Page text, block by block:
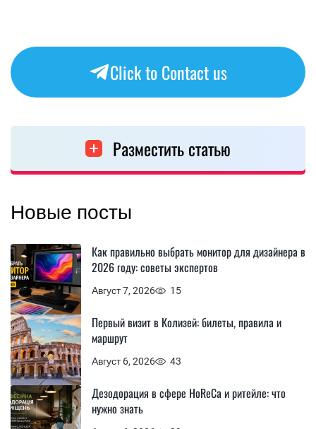
Click to Contact us
Разместить статью
Новые посты
Август 7, 2026 15
Как правильно выбрать монитор для дизайнера в
2026 году: советы экспертов
Август 6, 2026 43
Первый визит в Колизей: билеты, правила и
маршрут
Дезодорация в сфере HoReCa и ритейле: что
нужно знать